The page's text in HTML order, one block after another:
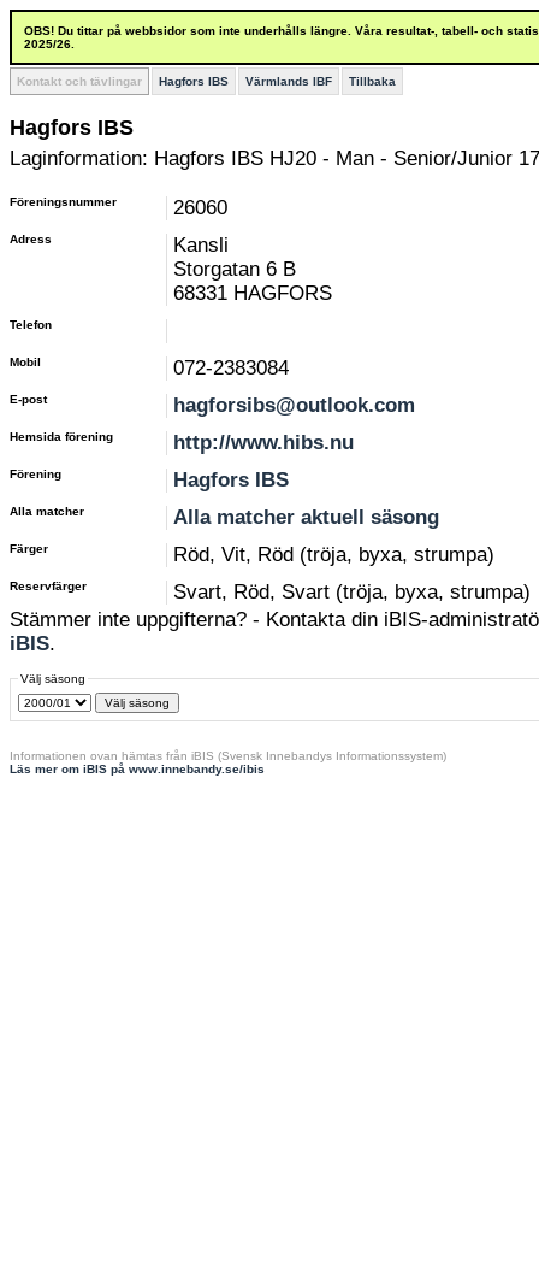
OBS! Du tittar på webbsidor som inte underhålls längre. Våra resultat-, tabell- och
2025/26.
Kontakt och tävlingar Hagfors IBS Värmlands IBF Tillbaka
Hagfors IBS
Laginformation: Hagfors IBS HJ20 - Man - Senior/Junior
Föreningsnummer 26060
Adress
Kansli
Storgatan 6 B
68331 HAGFORS
Telefon
Mobil 072-2383084
E-post hagforsibs@outlook.com
Hemsida förening http://www.hibs.nu
Förening Hagfors IBS
Alla matcher Alla matcher aktuell säsong
Färger Röd, Vit, Röd (tröja, byxa, strumpa)
Reservfärger
Svart, Röd, Svart (tröja, byxa, strumpa)
Stämmer inte uppgifterna? - Kontakta din iBIS-
iBIS.
Välj säsong
Informationen ovan hämtas från iBIS (Svensk Innebandys Informationssystem)
Läs mer om iBIS på www.innebandy.se/ibis